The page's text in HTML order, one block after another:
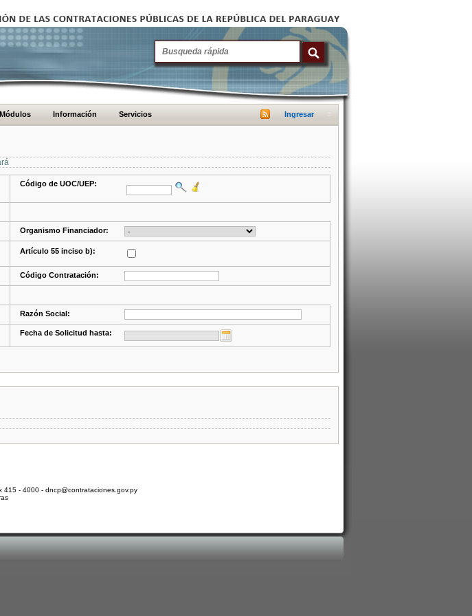
Módulos Información Servicios Ingresar
Código de UOC/UEP:
Organismo Financiador:
Artículo 55 inciso b):
Código Contratación:
Razón Social:
Fecha de Solicitud hasta:
415 - 4000 - dncp@contrataciones.gov.py